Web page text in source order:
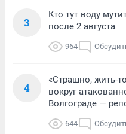
3
Кто тут воду
после 2 августа
964
4
«Страшно, жить-
вокруг
Волгограде —
644